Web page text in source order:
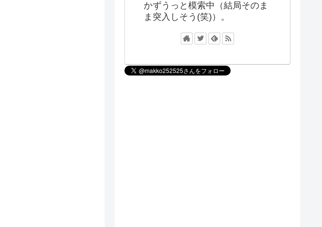
かずうっと模索中（結局そのま
ま突入しそう(笑)）。